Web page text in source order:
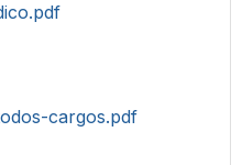
cargos.pdf